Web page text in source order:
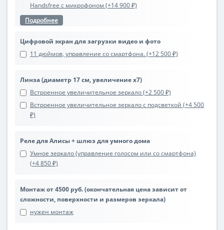
Handsfree с микрофоном (+14 900 ₽)
Подробнее
Цифровой экран для загрузки видео и фото
11 дюймов, управление со смартфона. (+12 500 ₽)
Линза (диаметр 17 см, увеличение х7)
Встроенное увеличительное зеркало (+2 500 ₽)
Встроенное увеличительное зеркало с подсветкой (+4 500
₽)
Реле для Алисы + шлюз для умного дома
Умное зеркало (управление голосом или со смартфона)
(+4 850 ₽)
Монтаж от 4500 руб. (окончательная цена зависит от
сложности, поверхности и размеров зеркала)
нужен монтаж